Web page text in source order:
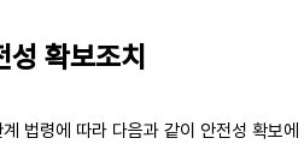
확보조치
법령에 따라 다음과 같이 안전성 확보